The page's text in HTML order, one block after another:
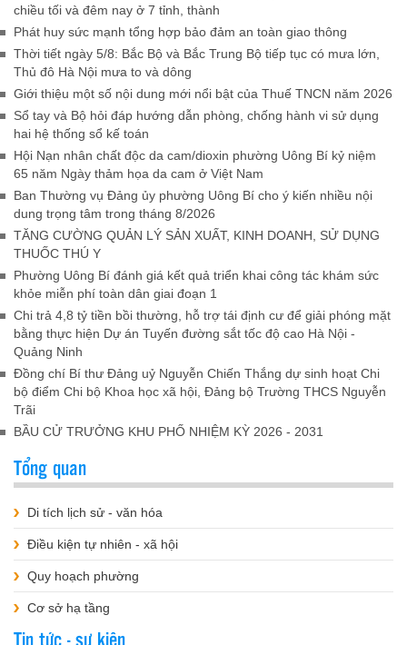
chiều tối và đêm nay ở 7 tỉnh, thành
Phát huy sức mạnh tổng hợp bảo đảm an toàn giao thông
Thời tiết ngày 5/8: Bắc Bộ và Bắc Trung Bộ tiếp tục có mưa lớn,
Thủ đô Hà Nội mưa to và dông
Giới thiệu một số nội dung mới nổi bật của Thuế TNCN năm 2026
Sổ tay và Bộ hỏi đáp hướng dẫn phòng, chống hành vi sử dụng
hai hệ thống sổ kế toán
Hội Nạn nhân chất độc da cam/dioxin phường Uông Bí kỷ niệm
65 năm Ngày thảm họa da cam ở Việt Nam
Ban Thường vụ Đảng ủy phường Uông Bí cho ý kiến nhiều nội
dung trọng tâm trong tháng 8/2026
TĂNG CƯỜNG QUẢN LÝ SẢN XUẤT, KINH DOANH, SỬ DỤNG
THUỐC THÚ Y
Phường Uông Bí đánh giá kết quả triển khai công tác khám sức
khỏe miễn phí toàn dân giai đoạn 1
Chi trả 4,8 tỷ tiền bồi thường, hỗ trợ tái định cư để giải phóng mặt
bằng thực hiện Dự án Tuyến đường sắt tốc độ cao Hà Nội -
Quảng Ninh
Đồng chí Bí thư Đảng uỷ Nguyễn Chiến Thắng dự sinh hoạt Chi
bộ điểm Chi bộ Khoa học xã hội, Đảng bộ Trường THCS Nguyễn
Trãi
BẦU CỬ TRƯỞNG KHU PHỐ NHIỆM KỲ 2026 - 2031
Tổng quan
Di tích lịch sử - văn hóa
Điều kiện tự nhiên - xã hội
Quy hoạch phường
Cơ sở hạ tầng
Tin tức - sự kiện